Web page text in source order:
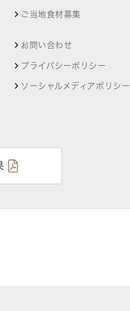
ご当地食材募集
お問い合わせ
プライバシーポリシー
ソーシャルメディアポリシー